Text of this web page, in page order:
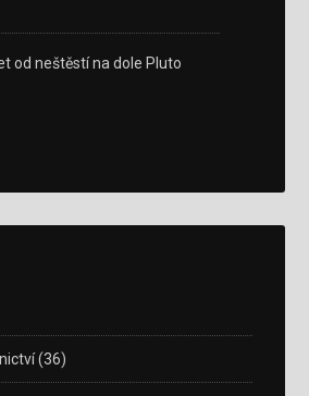
od neštěstí na dole Pluto
(36)